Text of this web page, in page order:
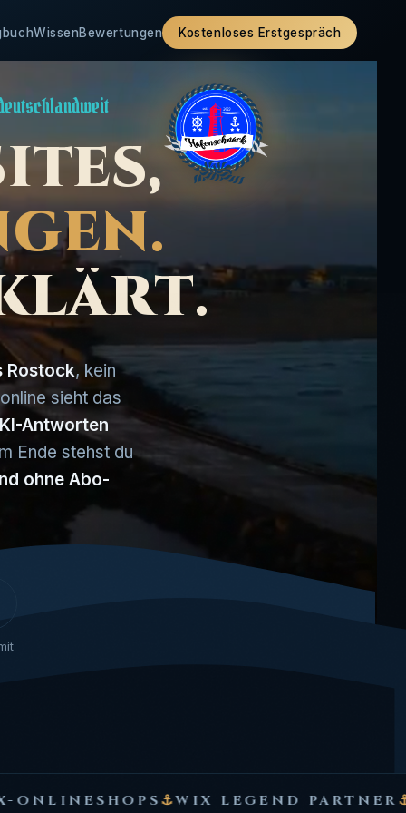
WissenBewertungen Kostenloses Erstgespräch
ITES,
GEN.
LÄRT.
Rostock, kein
sieht das
Antworten
Ende stehst du
ohne Abo-
⚓WIX LEGEND PARTNER⚓WIX